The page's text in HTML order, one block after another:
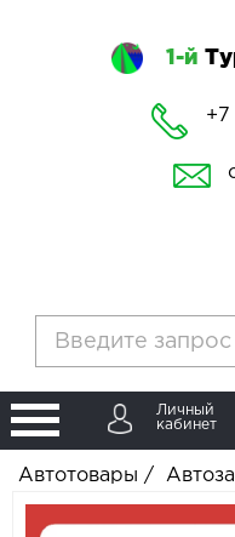
1-й
+7
Личный
кабинет
Автотовары /